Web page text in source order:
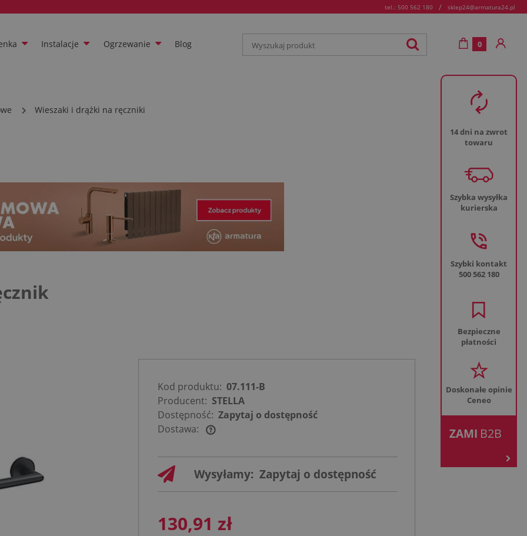
tel.: 500 562 180 / sklep24@armatura24.pl
Instalacje Ogrzewanie Blog 0
Wieszaki i drążki na ręczniki
Kod produktu: 07.111-B
Producent: STELLA
Dostępność: Zapytaj o dostępność
Dostawa:
Cena nie
zawiera
ewentualnych
Wysyłamy: Zapytaj o dostępność
130,91 zł
14 dni na zwrot
towaru
Szybka wysyłka
kurierska
Szybki kontakt
500 562 180
Bezpieczne
płatności
Doskonałe opinie
Ceneo
ZAMI B2B